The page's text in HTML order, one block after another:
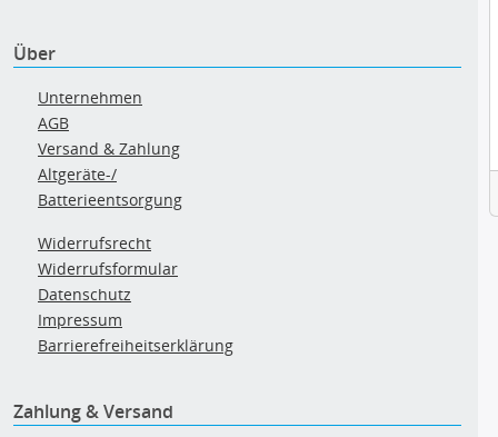
Über
Unternehmen
AGB
Versand & Zahlung
Altgeräte-/
Batterieentsorgung
Widerrufsrecht
Widerrufsformular
Datenschutz
Impressum
Barrierefreiheitserklärung
Zahlung & Versand